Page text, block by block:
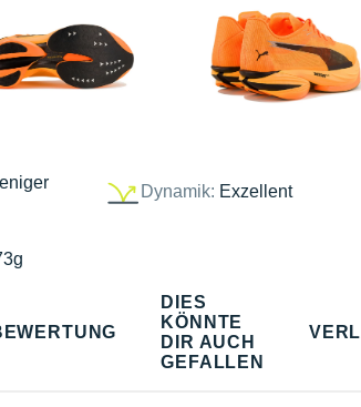
Dynamik: Exzellent
DIES
KÖNNTE
DIR AUCH
GEFALLEN